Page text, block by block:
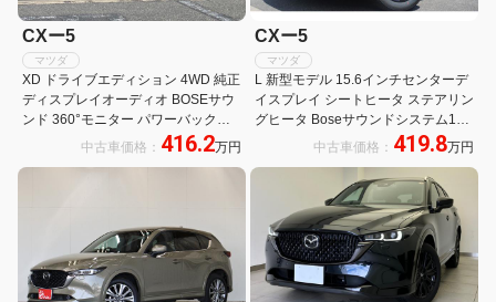
CXー5
マツダ
XD ドライブエディション 4WD 純正
ディスプレイオーディオ BOSEサウ
ンド 360°モニター パワーバックド
ア 革シート パワーシート シートヒ
中古車価格： 416.2万円
CXー5
マツダ
L 新型モデル 15.6インチセンターデ
イスプレイ シートヒータ ステアリン
グヒータ Boseサウンドシステム12
スピーカ ワイヤレス充電器 ハンズフ
ラミックビューモニタ
中古車価格： 419.8万円